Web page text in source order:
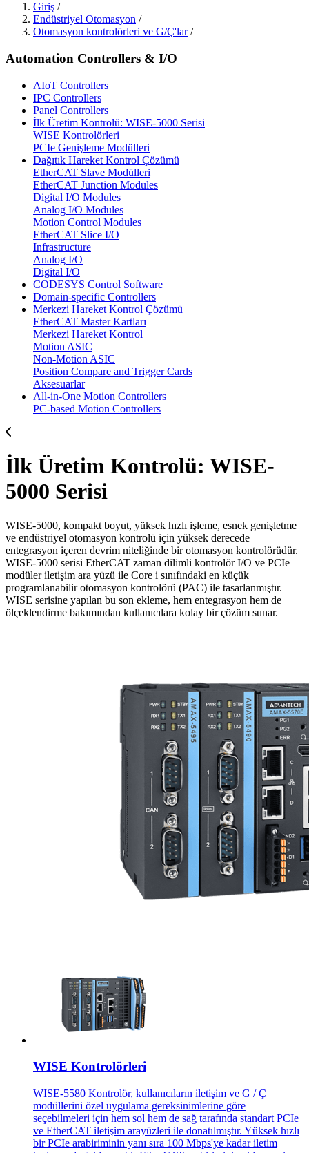
Giriş /
Endüstriyel Otomasyon /
Otomasyon kontrolörleri ve G/Ç'lar/
Automation Controllers & I/O
AIoT Controllers
IPC Controllers
Panel Controllers
İlk Üretim Kontrolü: WISE-5000 Serisi
WISE Kontrolörleri
PCIe Genişleme Modülleri
Dağıtık Hareket Kontrol Çözümü
EtherCAT Slave Modülleri
EtherCAT Junction Modules
Digital I/O Modules
Analog I/O Modules
Motion Control Modules
EtherCAT Slice I/O
Infrastructure
Analog I/O
Digital I/O
CODESYS Control Software
Domain-specific Controllers
Merkezi Hareket Kontrol Çözümü
EtherCAT Master Kartları
Merkezi Hareket Kontrol
Motion ASIC
Non-Motion ASIC
Position Compare and Trigger Cards
Aksesuarlar
All-in-One Motion Controllers
PC-based Motion Controllers
İlk Üretim Kontrolü: WISE-
5000 Serisi
WISE-5000, kompakt boyut, yüksek hızlı işleme, esnek genişletme
ve endüstriyel otomasyon kontrolü için yüksek derecede
entegrasyon içeren devrim niteliğinde bir otomasyon kontrolörüdür.
WISE-5000 serisi EtherCAT zaman dilimli kontrolör I/O ve PCIe
modüler iletişim ara yüzü ile Core i sınıfındaki en küçük
programlanabilir otomasyon kontrolörü (PAC) ile tasarlanmıştır.
WISE serisine yapılan bu son ekleme, hem entegrasyon hem de
ölçeklendirme bakımından kullanıcılara kolay bir çözüm sunar.
WISE Kontrolörleri
WISE-5580 Kontrolör, kullanıcıların iletişim ve G / Ç
modüllerini özel uygulama gereksinimlerine göre
seçebilmeleri için hem sol hem de sağ tarafında standart PCIe
ve EtherCAT iletişim arayüzleri ile donatılmıştır. Yüksek hızlı
bir PCIe arabiriminin yanı sıra 100 Mbps'ye kadar iletim